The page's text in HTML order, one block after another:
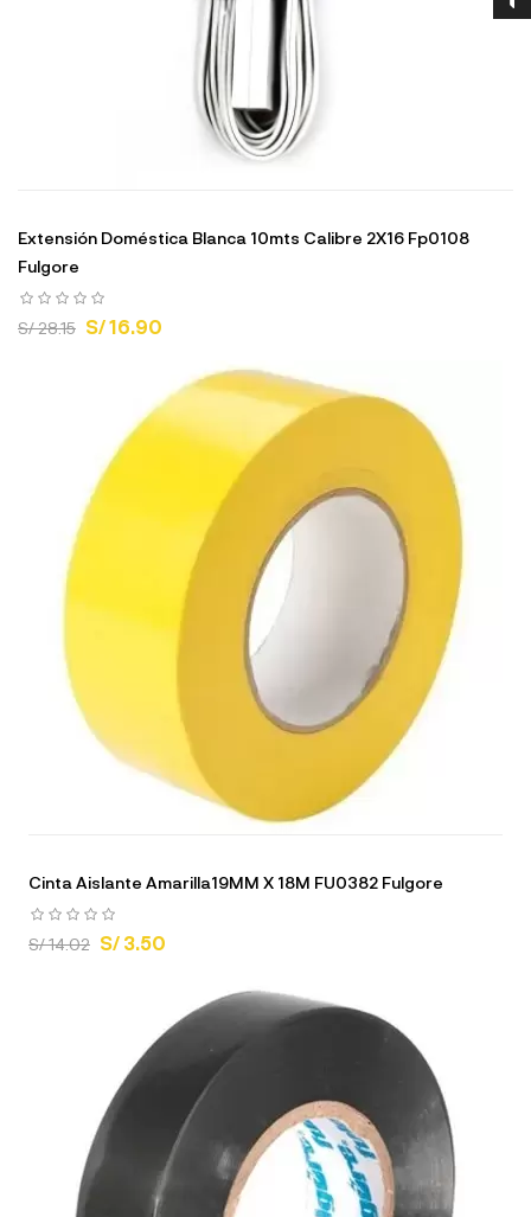
Extensión Doméstica Blanca 10mts Calibre 2X16 Fp0108
Fulgore
S/ 28.15 S/ 16.90
Cinta Aislante Amarilla19MM X 18M FU0382 Fulgore
S/ 14.02 S/ 3.50